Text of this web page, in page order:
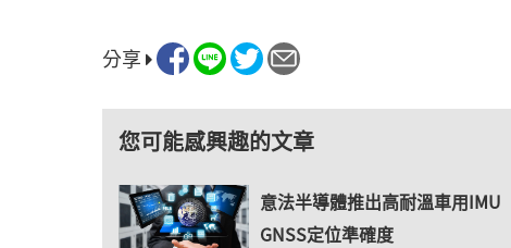
分享
您可能感興趣的文章
意法半導體推出高耐溫車用
GNSS定位準確度